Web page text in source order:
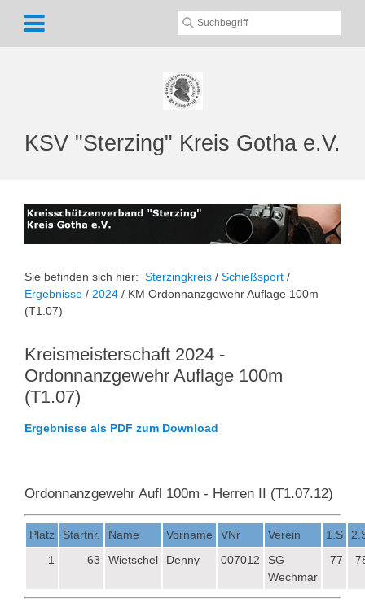
KSV "Sterzing" Kreis Gotha e.V.
Sie befinden sich hier: Sterzingkreis / Schießsport /
Ergebnisse / 2024 / KM Ordonnanzgewehr Auflage 100m
(T1.07)
Kreismeisterschaft 2024 -
Ordonnanzgewehr Auflage 100m
(T1.07)
Ergebnisse als PDF zum Download
Ordonnanzgewehr Aufl 100m - Herren II (T1.07.12)
Platz Startnr. Name Vorname VNr Verein 1.S
1
63 Wietschel Denny 007012
SG
Wechmar
77